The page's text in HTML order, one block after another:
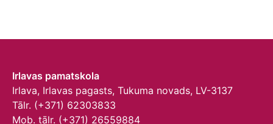
Irlavas pamatskola
Irlava, Irlavas pagasts, Tukuma novads, LV-3137
Tālr. (+371) 62303833
Mob. tālr. (+371) 26559884